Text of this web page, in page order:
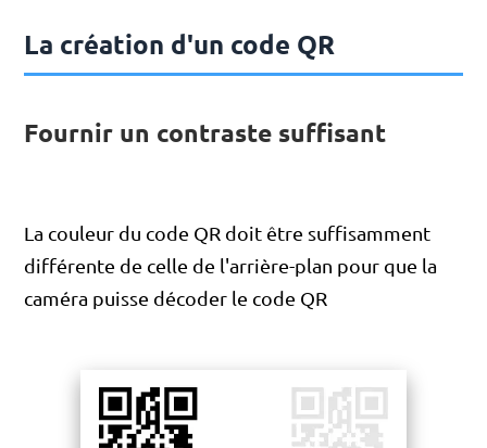
La création d'un code QR
Fournir un contraste suffisant
La couleur du code QR doit être suffisamment
différente de celle de l'arrière-plan pour que la
caméra puisse décoder le code QR